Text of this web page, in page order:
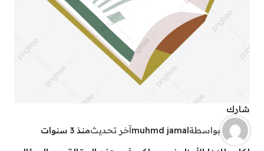
شارك
بواسطةmuhmd jamalآخر تحديثمنذ 3 سنوات